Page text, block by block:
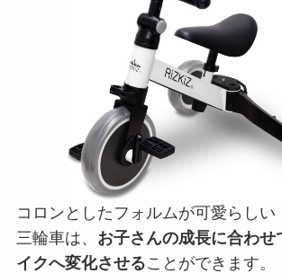
コロンとしたフォルムが可愛らしい
三輪車は、 お子さんの成長に合わせ
イクへ変化させることができます。